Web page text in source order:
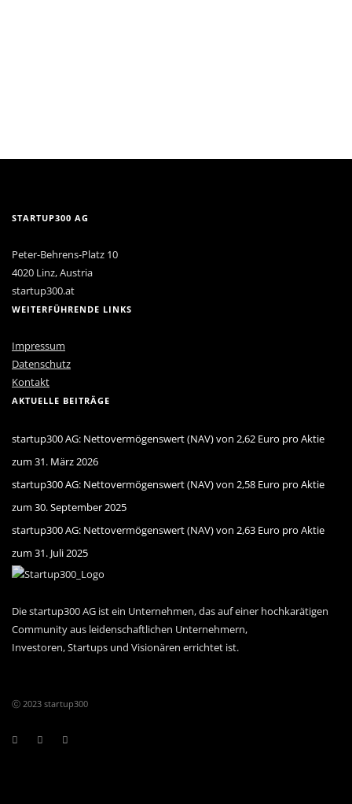
STARTUP300 AG
Peter-Behrens-Platz 10
4020 Linz, Austria
startup300.at
WEITERFÜHRENDE LINKS
Impressum
Datenschutz
Kontakt
AKTUELLE BEITRÄGE
startup300 AG: Nettovermögenswert (NAV) von 2,62 Euro pro Aktie
zum 31. März 2026
startup300 AG: Nettovermögenswert (NAV) von 2,58 Euro pro Aktie
zum 30. September 2025
startup300 AG: Nettovermögenswert (NAV) von 2,63 Euro pro Aktie
zum 31. Juli 2025
Die startup300 AG ist ein Unternehmen, das auf einer hochkarätigen
Community aus leiden­schaftlichen Unternehmern,
Investoren, Startups und Visionären errichtet ist.
ⓒ 2023 startup300